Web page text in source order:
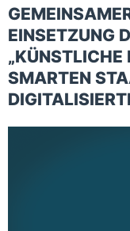
EINSETZUNG
„KÜNSTLICHE
SMARTEN